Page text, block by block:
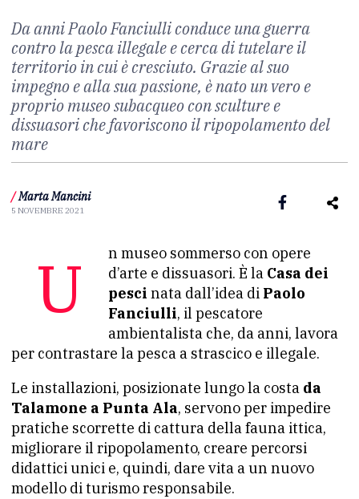
Da anni Paolo Fanciulli conduce una guerra
contro la pesca illegale e cerca di tutelare il
territorio in cui è cresciuto. Grazie al suo
impegno e alla sua passione, è nato un vero e
proprio museo subacqueo con sculture e
dissuasori che favoriscono il ripopolamento del
mare
/ Marta Mancini
5 NOVEMBRE 2021
Un museo sommerso con opere d’arte e dissuasori. È la Casa dei
pesci nata dall’idea di Paolo
Fanciulli, il pescatore
ambientalista che, da anni, lavora
per contrastare la pesca a strascico e illegale.
Le installazioni, posizionate lungo la costa da
Talamone a Punta Ala, servono per impedire
pratiche scorrette di cattura della fauna ittica,
migliorare il ripopolamento, creare percorsi
didattici unici e, quindi, dare vita a un nuovo
modello di turismo responsabile.